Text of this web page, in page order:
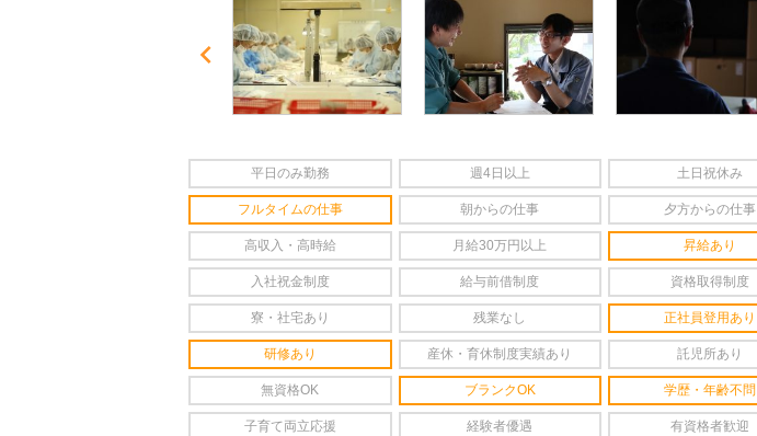

平日のみ勤務 週4日以上 土日祝休み
フルタイムの仕事 朝からの仕事 夕方からの仕事
高収入・高時給 月給30万円以上 昇給あり
入社祝金制度 給与前借制度 資格取得制度
寮・社宅あり 残業なし 正社員登用あり
研修あり 産休・育休制度実績あり 託児所あり
無資格OK ブランクOK 学歴・年齢不問
子育て両立応援 経験者優遇 有資格者歓迎